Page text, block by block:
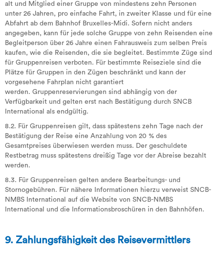
alt und Mitglied einer Gruppe von mindestens zehn Personen
unter 26 Jahren, pro einfache Fahrt, in zweiter Klasse und für eine
Abfahrt ab dem Bahnhof Bruxelles-Midi. Sofern nicht anders
angegeben, kann für jede solche Gruppe von zehn Reisenden eine
Begleitperson über 26 Jahre einen Fahrausweis zum selben Preis
kaufen, wie die Reisenden, die sie begleitet. Bestimmte Züge sind
für Gruppenreisen verboten. Für bestimmte Reiseziele sind die
Plätze für Gruppen in den Zügen beschränkt und kann der
vorgesehene Fahrplan nicht garantiert
werden. Gruppenreservierungen sind abhängig von der
Verfügbarkeit und gelten erst nach Bestätigung durch SNCB
International als endgültig.
8.2. Für Gruppenreisen gilt, dass spätestens zehn Tage nach der
Bestätigung der Reise eine Anzahlung von 20 % des
Gesamtpreises überwiesen werden muss. Der geschuldete
Restbetrag muss spätestens dreißig Tage vor der Abreise bezahlt
werden.
8.3. Für Gruppenreisen gelten andere Bearbeitungs- und
Stornogebühren. Für nähere Informationen hierzu verweist SNCB-
NMBS International auf die Website von SNCB-NMBS
International und die Informationsbroschüren in den Bahnhöfen.
9. Zahlungsfähigkeit des Reisevermittlers